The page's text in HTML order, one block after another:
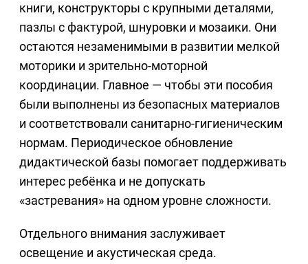
книги, конструкторы с крупными деталями,
пазлы с фактурой, шнуровки и мозаики. Они
остаются незаменимыми в развитии мелкой
моторики и зрительно-моторной
координации. Главное — чтобы эти пособия
были выполнены из безопасных материалов
и соответствовали санитарно-гигиеническим
нормам. Периодическое обновление
дидактической базы помогает поддерживать
интерес ребёнка и не допускать
«застревания» на одном уровне сложности.
Отдельного внимания заслуживает
освещение и акустическая среда.